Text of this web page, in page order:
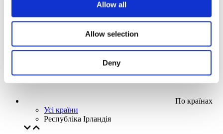
Allow all
Allow selection
Deny
Без піджанру
По країнах
Усі країни
Республіка Ірландія